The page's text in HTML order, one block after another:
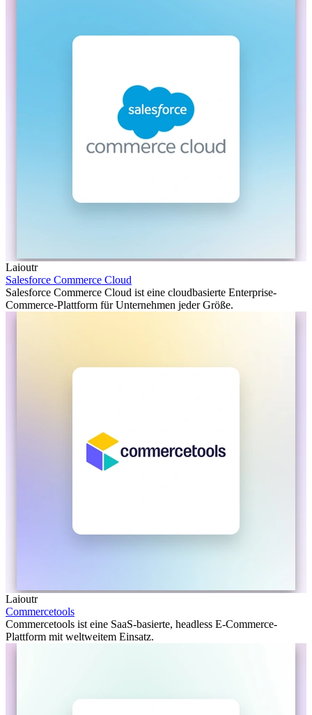
Laioutr
Salesforce Commerce Cloud
Salesforce Commerce Cloud ist eine cloudbasierte Enterprise-
Commerce-Plattform für Unternehmen jeder Größe.
Laioutr
Commercetools
Commercetools ist eine SaaS-basierte, headless E-Commerce-
Plattform mit weltweitem Einsatz.